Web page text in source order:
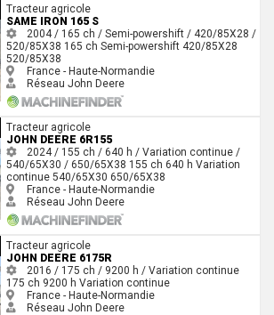
Tracteur agricole
SAME IRON 165 S
2004 / 165 ch / Semi-powershift / 420/85X28 /
520/85X38 165 ch Semi-powershift 420/85X28
520/85X38
France - Haute-Normandie
Réseau John Deere
Tracteur agricole
JOHN DEERE 6R155
2024 / 155 ch / 640 h / Variation continue /
540/65X30 / 650/65X38 155 ch 640 h Variation
continue 540/65X30 650/65X38
France - Haute-Normandie
Réseau John Deere
Tracteur agricole
JOHN DEERE 6175R
2016 / 175 ch / 9200 h / Variation continue
175 ch 9200 h Variation continue
France - Haute-Normandie
Réseau John Deere